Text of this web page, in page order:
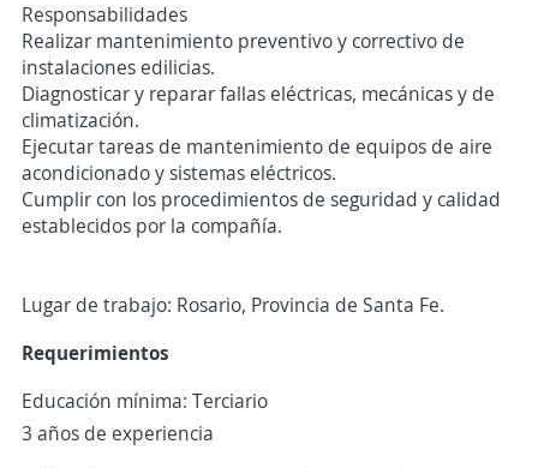
Responsabilidades
Realizar mantenimiento preventivo y correctivo de
instalaciones edilicias.
Diagnosticar y reparar fallas eléctricas, mecánicas y de
climatización.
Ejecutar tareas de mantenimiento de equipos de aire
acondicionado y sistemas eléctricos.
Cumplir con los procedimientos de seguridad y calidad
establecidos por la compañía.
Lugar de trabajo: Rosario, Provincia de Santa Fe.
Requerimientos
Educación mínima: Terciario
3 años de experiencia